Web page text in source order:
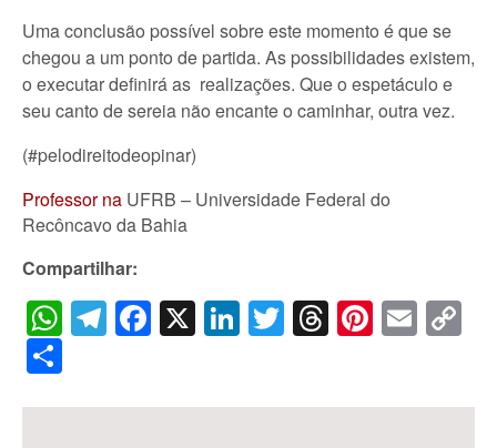
Uma conclusão possível sobre este momento é que se
chegou a um ponto de partida. As possibilidades existem,
o executar definirá as realizações. Que o espetáculo e
seu canto de sereia não encante o caminhar, outra vez.
(#pelodireitodeopinar)
Professor na UFRB – Universidade Federal do
Recôncavo da Bahia
Compartilhar:
WhatsApp
Telegram
Facebook
X LinkedIn
Twitter
Threads